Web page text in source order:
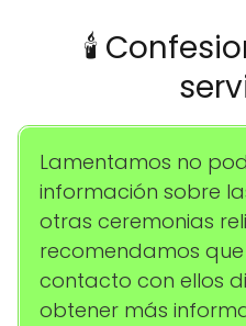
🕯️
Lamentamos no
información sobre
otras ceremonias
recomendamos
contacto con ellos
obtener más